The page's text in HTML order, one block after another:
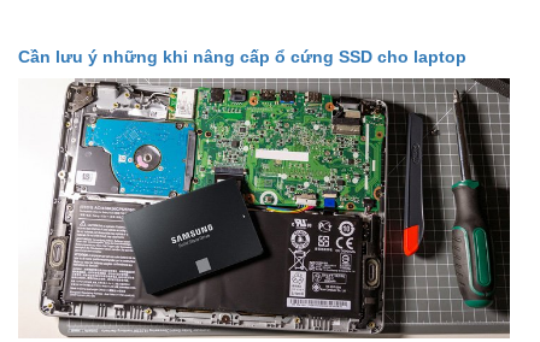
Cần lưu ý những khi nâng cấp ổ cứng SSD cho laptop